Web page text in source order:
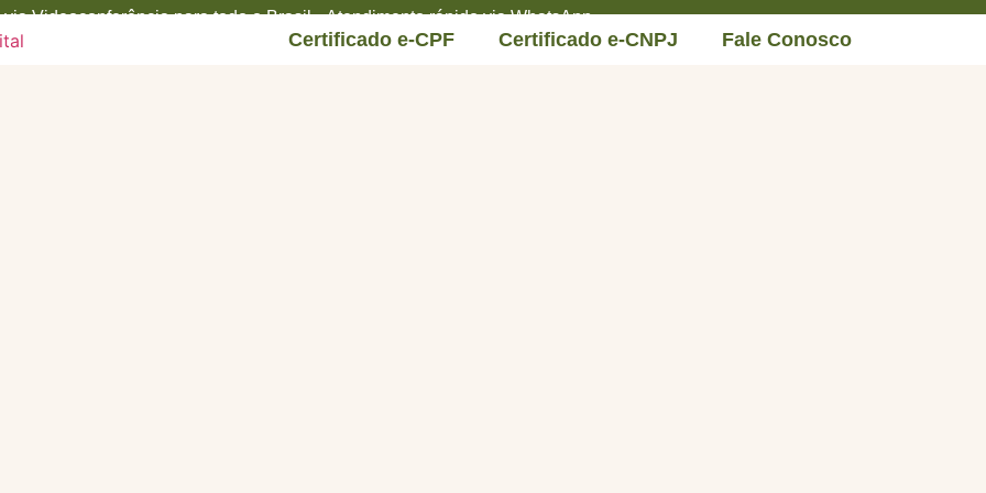
Videoconferência para todo o Brasil • Atendimento rápido via WhatsApp
Certificado e-CPF Certificado e-CNPJ Fale Conosco